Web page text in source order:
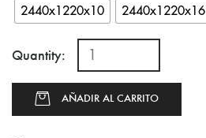
2440x1220x10 2440x1220x16
Quantity:
AÑADIR AL CARRITO